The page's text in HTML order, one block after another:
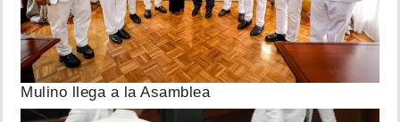
Mulino llega a la Asamblea